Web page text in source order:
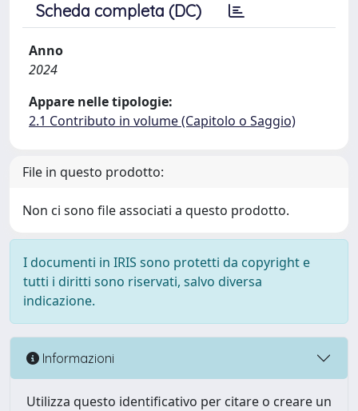
Scheda completa (DC)
Anno
2024
Appare nelle tipologie:
2.1 Contributo in volume (Capitolo o Saggio)
File in questo prodotto:
Non ci sono file associati a questo prodotto.
I documenti in IRIS sono protetti da copyright e
tutti i diritti sono riservati, salvo diversa
indicazione.
Informazioni
Utilizza questo identificativo per citare o creare un